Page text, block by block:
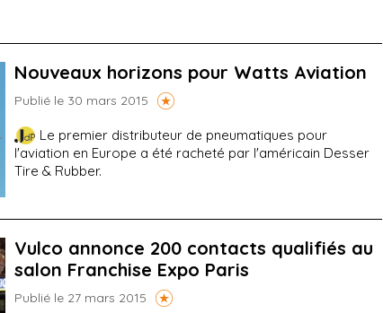
Nouveaux horizons pour Watts Aviation
Publié le 30 mars 2015
Le premier distributeur de pneumatiques pour
l'aviation en Europe a été racheté par l'américain Desser
Tire & Rubber.
Vulco annonce 200 contacts qualifiés au
salon Franchise Expo Paris
Publié le 27 mars 2015